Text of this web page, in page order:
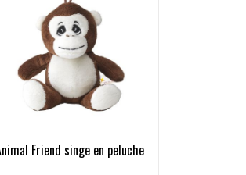
Friend singe en peluche